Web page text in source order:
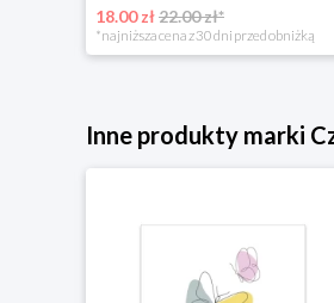
18.00 zł22.00 zł*
*najniższa cena z 30 dni przed obniżką
Inne produkty marki